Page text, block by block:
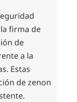
firma de
de
a la
Estas
de zenon